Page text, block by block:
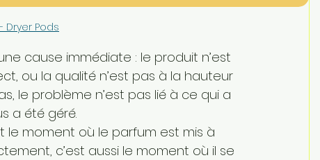
Dryer Pods
cause immédiate : le produit n’est
ou la qualité n’est pas à la hauteur
le problème n’est pas lié à ce qui a
a été géré.
le moment où le parfum est mis à
c’est aussi le moment où il se